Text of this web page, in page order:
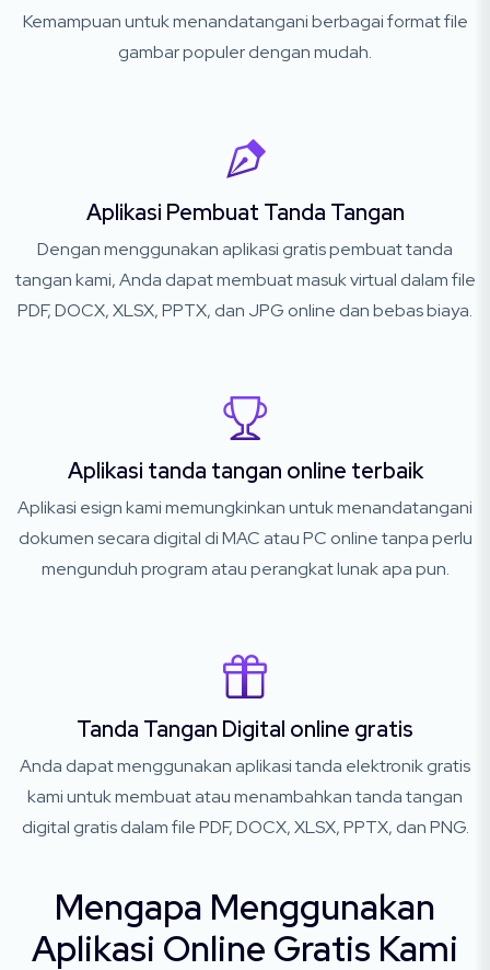
Kemampuan untuk menandatangani berbagai format file
gambar populer dengan mudah.
Aplikasi Pembuat Tanda Tangan
Dengan menggunakan aplikasi gratis pembuat tanda
tangan kami, Anda dapat membuat masuk virtual dalam file
PDF, DOCX, XLSX, PPTX, dan JPG online dan bebas biaya.
Aplikasi tanda tangan online terbaik
Aplikasi esign kami memungkinkan untuk menandatangani
dokumen secara digital di MAC atau PC online tanpa perlu
mengunduh program atau perangkat lunak apa pun.
Tanda Tangan Digital online gratis
Anda dapat menggunakan aplikasi tanda elektronik gratis
kami untuk membuat atau menambahkan tanda tangan
digital gratis dalam file PDF, DOCX, XLSX, PPTX, dan PNG.
Mengapa Menggunakan
Aplikasi Online Gratis Kami